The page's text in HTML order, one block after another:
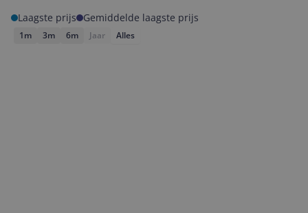
Laagste prijs
Gemiddelde laagste prijs
1m 3m 6m Jaar Alles